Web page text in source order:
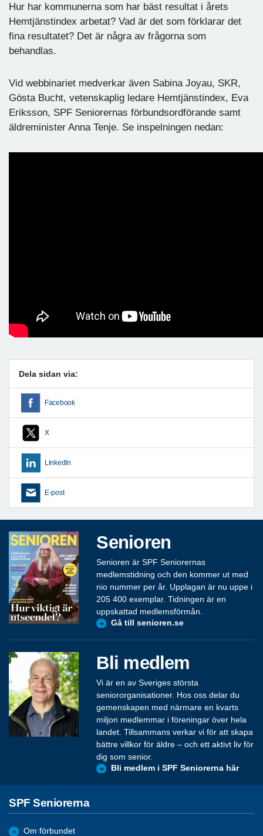
Hur har kommunerna som har bäst resultat i årets
Hemtjänstindex arbetat? Vad är det som förklarar det
fina resultatet? Det är några av frågorna som
behandlas.
Vid webbinariet medverkar även Sabina Joyau, SKR,
Gösta Bucht, vetenskaplig ledare Hemtjänstindex, Eva
Eriksson, SPF Seniorernas förbundsordförande samt
äldreminister Anna Tenje. Se inspelningen nedan:
Dela sidan via:
Facebook
X
LinkedIn
E-post
Senioren
Senioren är SPF Seniorernas
medlemstidning och den kommer ut med
nio nummer per år. Upplagan är nu uppe i
205 400 exemplar. Tidningen är en
uppskattad medlemsförmån.
Gå till senioren.se
Bli medlem
Vi är en av Sveriges största
seniororganisationer. Hos oss delar du
gemenskapen med närmare en kvarts
miljon medlemmar i föreningar över hela
landet. Tillsammans verkar vi för att skapa
bättre villkor för äldre – och ett aktivt liv för
dig som senior.
Bli medlem i SPF Seniorerna här
SPF Seniorerna
Om förbundet